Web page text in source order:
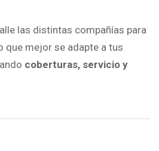
las distintas compañías para
que mejor se adapte a tus
coberturas, servicio y